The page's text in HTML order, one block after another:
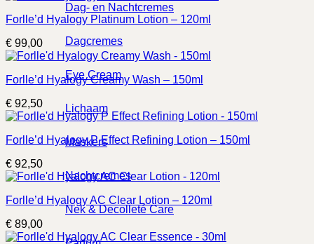
Dag- en Nachtcremes
Dagcremes
Eye Cream
Lichaam
Maskers
Nachtcremes
Nek & Decolleté Care
Forlle’d Hyalogy Platinum Lotion – 120ml
€ 99,00
Forlle’d Hyalogy Creamy Wash – 150ml
€ 92,50
Forlle’d Hyalogy P Effect Refining Lotion – 150ml
€ 92,50
Forlle’d Hyalogy AC Clear Lotion – 120ml
€ 89,00